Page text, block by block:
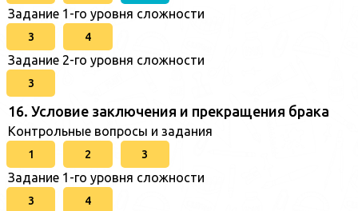
Задание 1-го уровня сложности
3 4
Задание 2-го уровня сложности
3
16. Условие заключения и прекращения брака
Контрольные вопросы и задания
1 2 3
Задание 1-го уровня сложности
3 4